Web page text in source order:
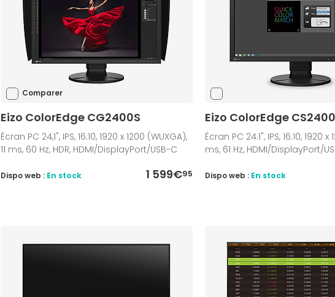
Comparer
Eizo ColorEdge CG2400S
Écran PC 24,1", IPS, 16:10, 1920 x 1200 (WUXGA),
11 ms, 60 Hz, HDR, HDMI/DisplayPort/USB-C
1 599€95
Dispo web : En stock
Eizo ColorEdge
Écran PC 24.1", IPS, 16:10, 1920 x
ms, 61 Hz, HDMI/DisplayPort/
Dispo web : En stock